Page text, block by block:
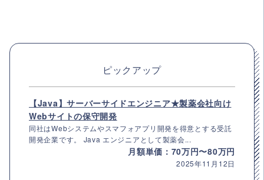
ピックアップ
【Java】サーバーサイドエンジニア★製薬会社向け
Webサイトの保守開発
同社はWebシステムやスマフォアプリ開発を得意とする受託
開発企業です。 Java エンジニアとして製薬会...
月額単価：70万円〜80万円
2025年11月12日